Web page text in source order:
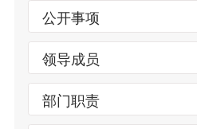
领导成员
部门职责
内设机构